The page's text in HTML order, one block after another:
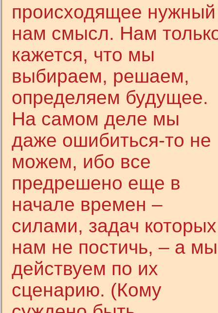
происходящее нужный
нам смысл. Нам
кажется, что мы
выбираем, решаем,
определяем будущее.
На самом деле мы
даже ошибиться-то не
можем, ибо все
предрешено еще в
начале времен –
силами, задач которых
нам не постичь, – а мы
действуем по их
сценарию. (Кому